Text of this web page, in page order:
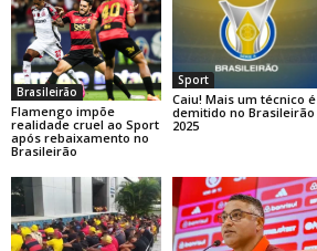
Brasileirão
Flamengo impõe
realidade cruel ao Sport
após rebaixamento no
Brasileirão
Sport
Caiu! Mais um técnico é
demitido no Brasileirão
2025